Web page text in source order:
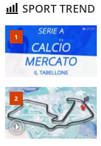
SPORT TREND